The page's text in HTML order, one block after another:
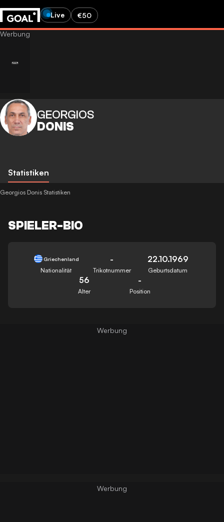
Live €50
GEORGIOS
DONIS
Statistiken
Georgios Donis Statistiken
SPIELER-BIO
Griechenland
Nationalität
-
Trikotnummer
22.10.1969
Geburtsdatum
56
Alter
-
Position